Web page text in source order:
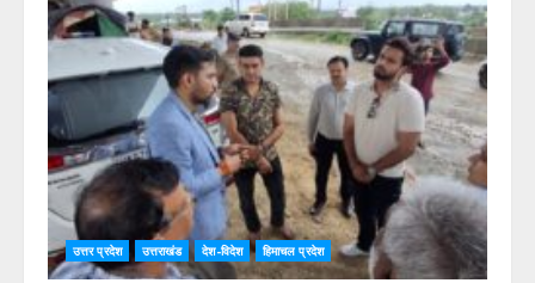
उत्तर प्रदेश उत्तराखंड देश-विदेश हिमाचल प्रदेश